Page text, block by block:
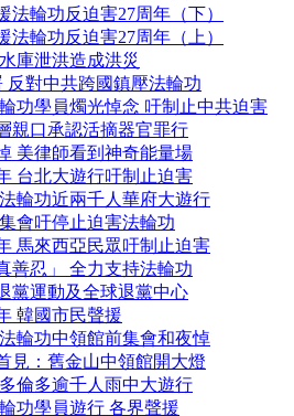
法輪功反迫害27周年（下）
法輪功反迫害27周年（上）
庫泄洪造成洪災
反對中共跨國鎮壓法輪功
功學員燭光悼念 吁制止中共迫害
親口承認活摘器官罪行
美律師看到神奇能量場
台北大遊行吁制止迫害
輪功近兩千人華府大遊行
會吁停止迫害法輪功
馬來西亞民眾吁制止迫害
善忍」 全力支持法輪功
黨運動及全球退黨中心
韓國市民聲援
輪功中領館前集會和夜悼
見：舊金山中領館開大燈
倫多逾千人雨中大遊行
功學員遊行 各界聲援